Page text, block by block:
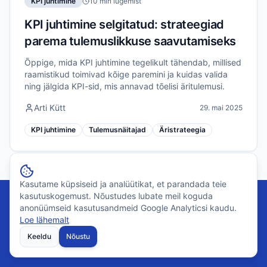
Kasutame küpsiseid ja analüütikat, et parandada teie
kasutuskogemust. Nõustudes lubate meil koguda
anonüümseid kasutusandmeid Google Analyticsi kaudu.
Loe lähemalt
Keeldu Nõustu
KPI juhtimine selgitatud: strateegiad
parema tulemuslikkuse saavutamiseks
Õppige, mida KPI juhtimine tegelikult tähendab, millised
raamistikud toimivad kõige paremini ja kuidas valida
ning jälgida KPI-sid, mis annavad tõelisi äritulemusi.
Arti Kütt 29. mai 2025
KPI juhtimine Tulemusnäitajad Äristrateegia
Valmis oma KPI juhtimist
muutma?